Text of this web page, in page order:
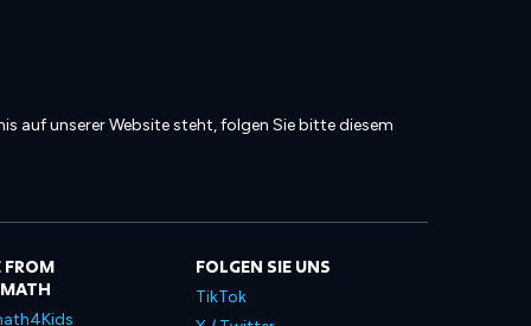
auf unserer Website steht, folgen Sie bitte diesem
FROM
FOLGEN SIE UNS
TikTok